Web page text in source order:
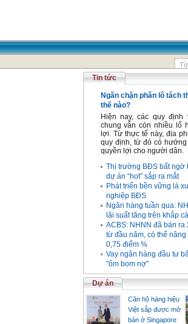
Tin tức
Ngăn chặn phân lô tách
thế nào?
Hiện nay, các quy
chung vẫn còn nhiều lổ
lợi. Từ thực tế này, địa
quy định, từ đó có
quyền lợi cho người dân.
Thị trường BĐS bất ngờ
dự án “hot” sắp ra mắt
Phát triển bền vững là
nghiệp BĐS
Ngân hàng tuần qua:
lãi suất tăng trên khắp
ACBS: NHNN đã bán ra
từ đầu năm, có thể
0,75 điểm %
Vay ngân hàng đầu tư
"ôm bom nợ"
Dự án
Căn hộ hàng hiệu
Việt sắp được mở
bán ở Singapore